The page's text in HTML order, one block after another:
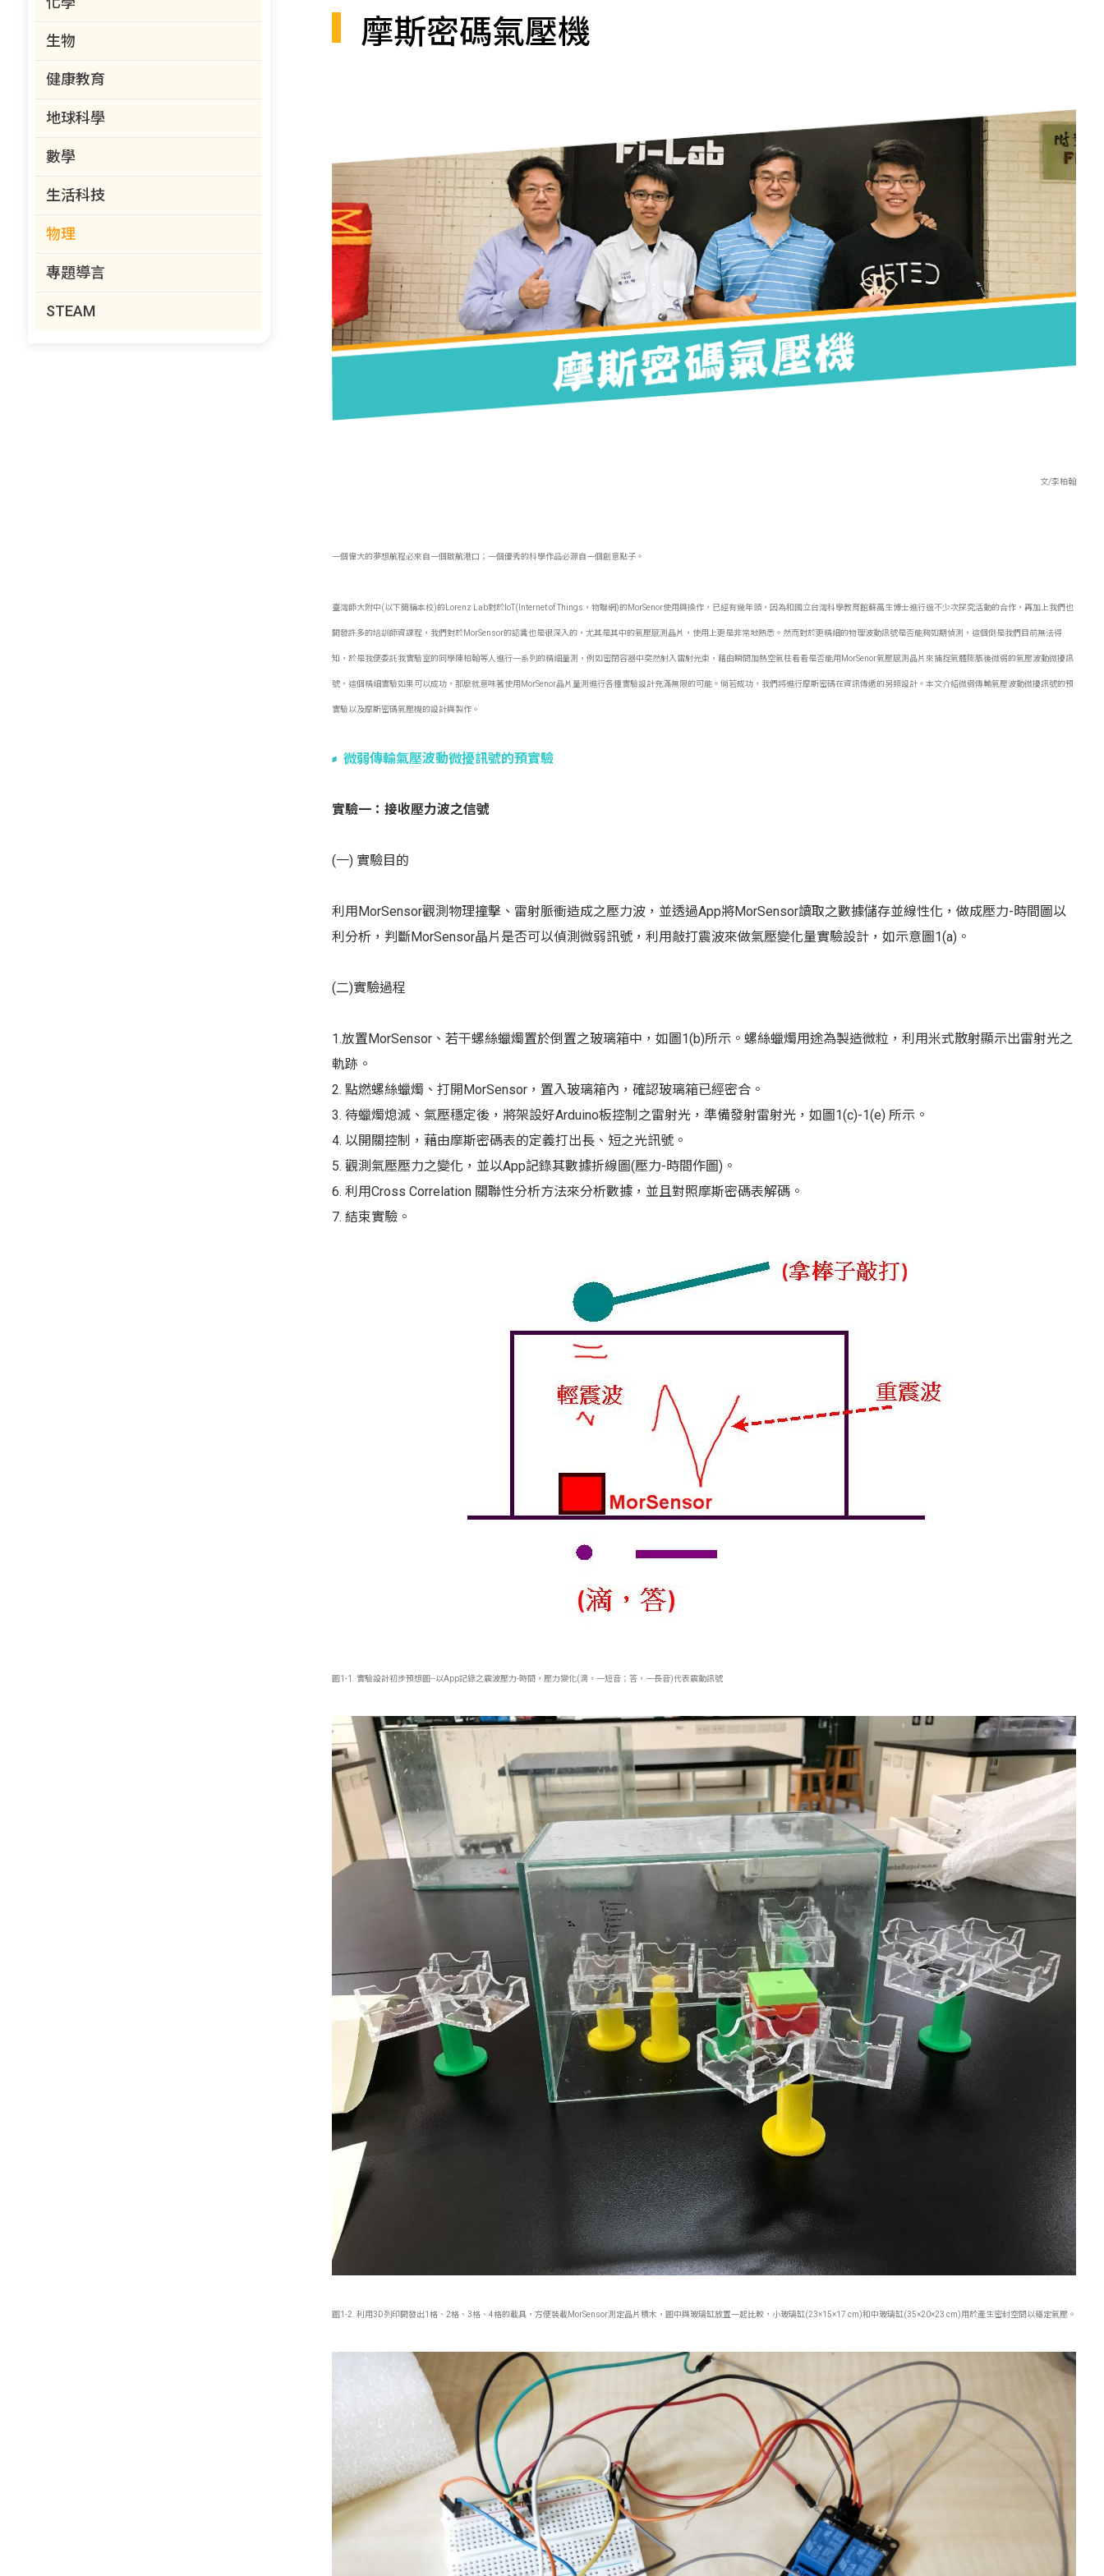
生物
健康教育
地球科學
數學
生活科技
物理
專題導言
STEAM
摩斯密碼氣壓機
文/李柏翰
一個偉大的夢想航程必來自一個啟航港口；一個優秀的科學作品必源自一個創意點子。
臺灣師大附中(以下簡稱本校)的Lorenz Lab對於IoT(Internet of Things，物聯網)的MorSenor使用與操作，已經有幾年頭，因為和國立台灣科學教育館蘇萬生博士進行過不少次探究活動的合作，再加上我們也
開發許多的培訓師資課程，我們對於MorSensor的認識也是很深入的，尤其是其中的氣壓感測晶片，使用上更是非常地熟悉。然而對於更精細的物理波動訊號是否能夠如期偵測，這個倒是我們目前無法得
知，於是我便委託我實驗室的同學陳柏翰等人進行一系列的精細量測，例如密閉容器中突然射入雷射光束，藉由瞬間加熱空氣柱看看是否能用MorSenor氣壓感測晶片來捕捉氣體膨脹後微弱的氣壓波動微擾訊
號，這個精細實驗如果可以成功，那麼就意味著使用MorSenor晶片量測進行各種實驗設計充滿無限的可能。倘若成功，我們將進行摩斯密碼在資訊傳遞的另類設計。本文介紹微弱傳輸氣壓波動微擾訊號的預
實驗以及摩斯密碼氣壓機的設計與製作。
微弱傳輸氣壓波動微擾訊號的預實驗
實驗一：接收壓力波之信號
(一) 實驗目的
利用MorSensor觀測物理撞擊、雷射脈衝造成之壓力波，並透過App將MorSensor讀取之數據儲存並線性化，做成壓力-時間圖以
利分析，判斷MorSensor晶片是否可以偵測微弱訊號，利用敲打震波來做氣壓變化量實驗設計，如示意圖1(a)。
(二)實驗過程
1.放置MorSensor、若干螺絲蠟燭置於倒置之玻璃箱中，如圖1(b)所示。螺絲蠟燭用途為製造微粒，利用米式散射顯示出雷射光之
軌跡。
2. 點燃螺絲蠟燭、打開MorSensor，置入玻璃箱內，確認玻璃箱已經密合。
3. 待蠟燭熄滅、氣壓穩定後，將架設好Arduino板控制之雷射光，準備發射雷射光，如圖1(c)-1(e) 所示。
4. 以開關控制，藉由摩斯密碼表的定義打出長、短之光訊號。
5. 觀測氣壓壓力之變化，並以App記錄其數據折線圖(壓力-時間作圖)。
6. 利用Cross Correlation 關聯性分析方法來分析數據，並且對照摩斯密碼表解碼。
7. 結束實驗。
圖1-1. 實驗設計初步預想圖--以App記錄之震波壓力-時間，壓力變化(滴，一短音；答，一長音)代表震動訊號
圖1-2. 利用3D列印開發出1格、2格、3格、4格的載具，方便裝載MorSensor測定晶片積木，圖中與玻璃缸放置一起比較，小玻璃缸(23×15×17 cm)和中玻璃缸(35×20×23 cm)用於產生密封空間以穩定氣壓。